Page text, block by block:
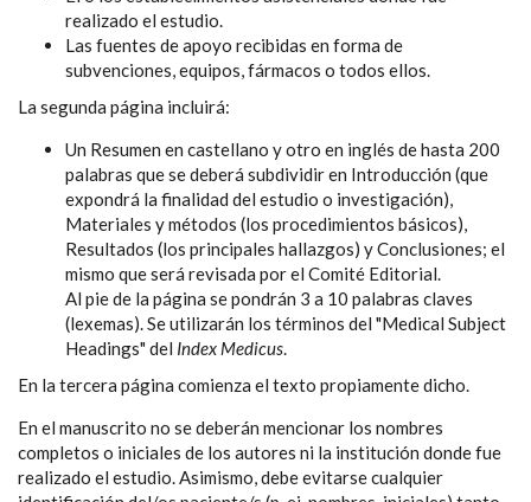
realizado el estudio.
Las fuentes de apoyo recibidas en forma de
subvenciones, equipos, fármacos o todos ellos.
La segunda página incluirá:
Un Resumen en castellano y otro en inglés de hasta 200
palabras que se deberá subdividir en Introducción (que
expondrá la finalidad del estudio o investigación),
Materiales y métodos (los procedimientos básicos),
Resultados (los principales hallazgos) y Conclusiones; el
mismo que será revisada por el Comité Editorial.
Al pie de la página se pondrán 3 a 10 palabras claves
(lexemas). Se utilizarán los términos del "Medical Subject
Headings" del Index Medicus.
En la tercera página comienza el texto propiamente dicho.
En el manuscrito no se deberán mencionar los nombres
completos o iniciales de los autores ni la institución donde fue
realizado el estudio. Asimismo, debe evitarse cualquier